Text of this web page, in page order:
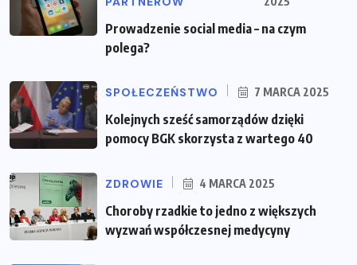
Prowadzenie social media – na czym
polega?
SPOŁECZEŃSTWO 7 MARCA 2025
Kolejnych sześć samorządów dzięki
pomocy BGK skorzysta z wartego 40
ZDROWIE 4 MARCA 2025
Choroby rzadkie to jedno z większych
wyzwań współczesnej medycyny